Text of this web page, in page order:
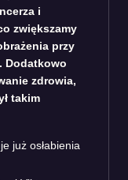
i
zwiększamy
przy
Dodatkowo
zdrowia,
takim
już osłabienia